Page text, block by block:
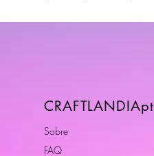
CRAFTLANDIApt
Sobre
FAQ